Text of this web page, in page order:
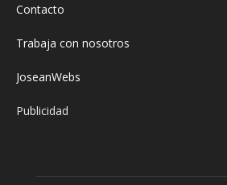
Contacto
Trabaja con nosotros
JoseanWebs
Publicidad